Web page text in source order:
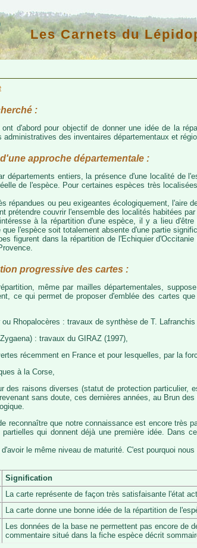
Les Carnets du
:
d'abord pour objectif de donner une idée de la
des inventaires départementaux et
approche départementale :
départements entiers, la présence d'une localité de
de l'espèce. Pour certaines espèces très
répandues ou peu exigeantes écologiquement, l'aire
prétendre couvrir l'ensemble des localités habitées par
à la répartition d'une espèce, il y a lieu
l'espèce soit totalement absente d'une partie
figurent dans la répartition de l'Echiquier
progressive des cartes :
même par mailles départementales,
ce qui permet de proposer d'emblée des cartes
Rhopalocères : travaux de synthèse de T.
: travaux du GIRAZ (1997),
récemment en France et pour lesquelles, par la
à la Corse,
des raisons diverses (statut de protection particulier,
sans doute, ces dernières années, au Brun
reconnaître que notre connaissance est encore très
qui donnent déjà une première idée. Dans
le même niveau de maturité. C'est pourquoi
Signification
La carte représente de façon très satisfaisante l'état
La carte donne une bonne idée de la répartition de
Les données de la base ne permettent pas encore de
commentaire situé dans la fiche espèce décrit